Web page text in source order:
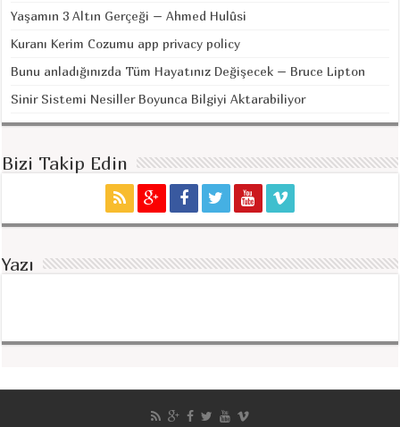
Yaşamın 3 Altın Gerçeği – Ahmed Hulûsi
Kuranı Kerim Cozumu app privacy policy
Bunu anladığınızda Tüm Hayatınız Değişecek – Bruce Lipton
Sinir Sistemi Nesiller Boyunca Bilgiyi Aktarabiliyor
Bizi Takip Edin
Yazı